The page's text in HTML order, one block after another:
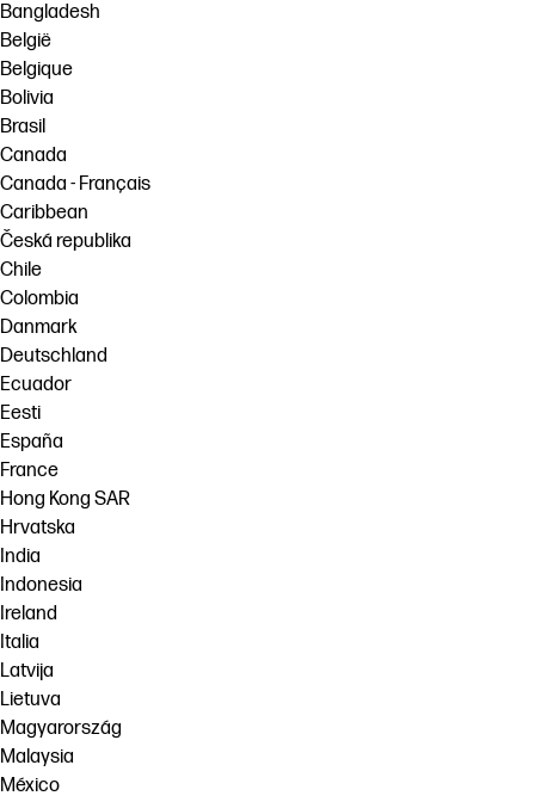
Bangladesh
België
Belgique
Bolivia
Brasil
Canada
Canada - Français
Caribbean
Česká republika
Chile
Colombia
Danmark
Deutschland
Ecuador
Eesti
España
France
Hong Kong SAR
Hrvatska
India
Indonesia
Ireland
Italia
Latvija
Lietuva
Magyarország
Malaysia
México